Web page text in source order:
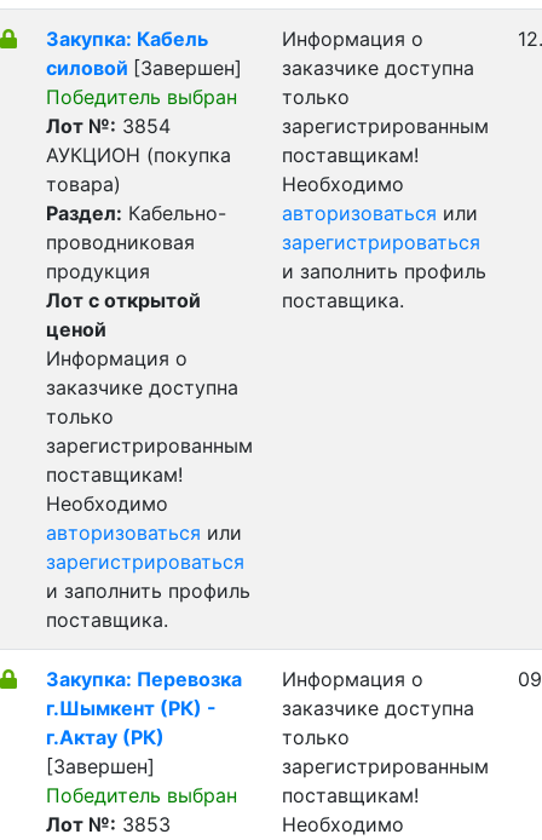
Закупка: Кабель
силовой [Завершен]
Победитель выбран
Лот №: 3854
АУКЦИОН (покупка
товара)
Раздел: Кабельно-
проводниковая
продукция
Лот с открытой
ценой
Информация о
заказчике доступна
только
зарегистрированным
поставщикам!
Необходимо
авторизоваться или
зарегистрироваться
и заполнить профиль
поставщика.
Информация о
заказчике доступна
только
зарегистрированным
поставщикам!
Необходимо
авторизоваться или
зарегистрироваться
и заполнить профиль
поставщика.
Закупка: Перевозка
г.Шымкент (РК) -
г.Актау (РК)
[Завершен]
Победитель выбран
Лот №: 3853
Информация о
заказчике доступна
только
зарегистрированным
поставщикам!
Необходимо